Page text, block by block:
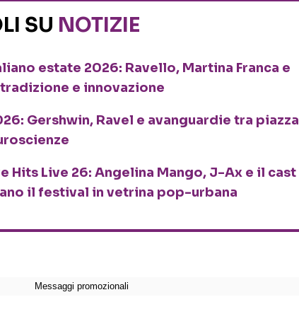
SU NOTIZIE
estate 2026: Ravello, Martina Franca e
e innovazione
Gershwin, Ravel e avanguardie tra piazza
Hits Live 26: Angelina Mango, J-Ax e il cast
il festival in vetrina pop-urbana